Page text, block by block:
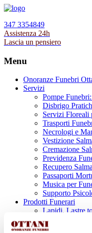
347 3354849
Assistenza 24h
Lascia un pensiero
Menu
Onoranze Funebri
Servizi
Pompe
Disbrigo
Servizi Floreali
Trasporti
Necrologi e
Vestizione
Cremazione
Previdenza
Recupero
Passaporti
Musica per
Supporto
Prodotti Funerari
Lapidi, Lastre
Urne Cinerarie
Allestimento